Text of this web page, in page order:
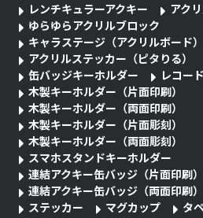
レンチキュラーアクキー
アク
ゆらゆらアクリルブロック
キャラステージ（アクリルボード）
アクリルステッカー（ピタりる）
缶バッジキーホルダー
レコー
木製キーホルダー（片面印刷）
木製キーホルダー（両面印刷）
木製キーホルダー（片面彫刻）
木製キーホルダー（両面彫刻）
スマホスタンドキーホルダー
連結アクキー缶バッジ（片面印刷）
連結アクキー缶バッジ（両面印刷）
ステッカー
マグカップ
タ